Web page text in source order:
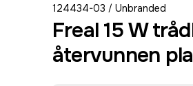
124434-03 / Unbranded
Freal 15 W
återvunnen